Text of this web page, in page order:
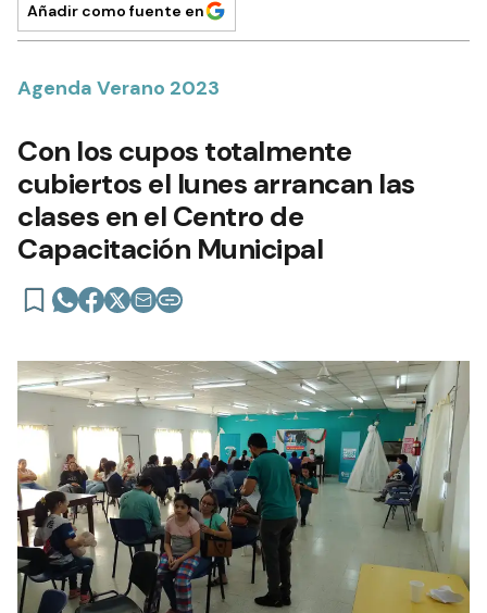
Añadir como fuente en
Agenda Verano 2023
Con los cupos totalmente
cubiertos el lunes arrancan las
clases en el Centro de
Capacitación Municipal